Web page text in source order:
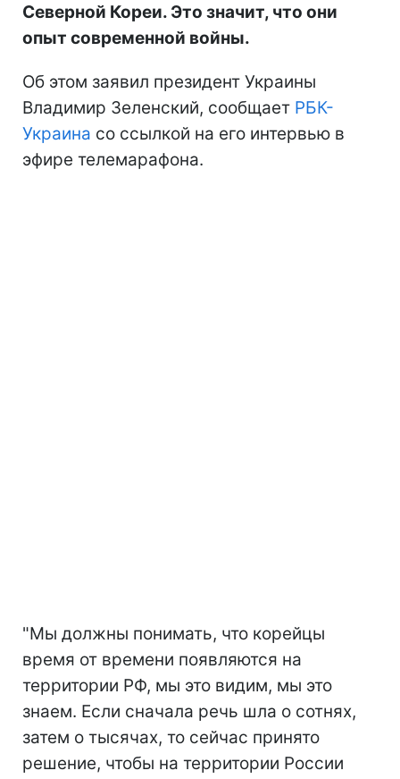
Северной Кореи. Это значит, что они
опыт современной войны.
Об этом заявил президент Украины
Владимир Зеленский, сообщает РБК-
Украина со ссылкой на его интервью в
эфире телемарафона.
"Мы должны понимать, что корейцы
время от времени появляются на
территории РФ, мы это видим, мы это
знаем. Если сначала речь шла о сотнях,
затем о тысячах, то сейчас принято
решение, чтобы на территории России